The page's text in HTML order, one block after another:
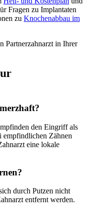
Fragen zu Implantaten
zu Knochenabbau im
Partnerzahnarzt in Ihrer
den Eingriff als
empfindlichen Zähnen
eine lokale
durch Putzen nicht
entfernt werden.